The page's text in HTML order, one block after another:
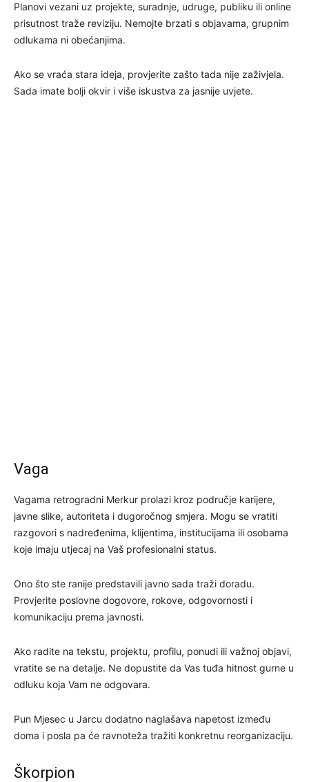
Planovi vezani uz projekte, suradnje, udruge, publiku ili online
prisutnost traže reviziju. Nemojte brzati s objavama, grupnim
odlukama ni obećanjima.
Ako se vraća stara ideja, provjerite zašto tada nije zaživjela.
Sada imate bolji okvir i više iskustva za jasnije uvjete.
Vaga
Vagama retrogradni Merkur prolazi kroz područje karijere,
javne slike, autoriteta i dugoročnog smjera. Mogu se vratiti
razgovori s nadređenima, klijentima, institucijama ili osobama
koje imaju utjecaj na Vaš profesionalni status.
Ono što ste ranije predstavili javno sada traži doradu.
Provjerite poslovne dogovore, rokove, odgovornosti i
komunikaciju prema javnosti.
Ako radite na tekstu, projektu, profilu, ponudi ili važnoj objavi,
vratite se na detalje. Ne dopustite da Vas tuđa hitnost gurne u
odluku koja Vam ne odgovara.
Pun Mjesec u Jarcu dodatno naglašava napetost između
doma i posla pa će ravnoteža tražiti konkretnu reorganizaciju.
Škorpion